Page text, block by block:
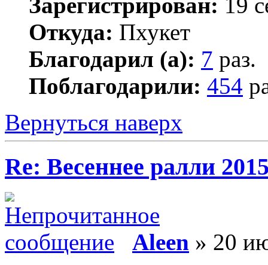
Откуда: Пхукет
Благодарил (а): 7 раз.
Поблагодарили: 454
Вернуться наверх
Re: Весеннее ралли
Aleen » 20